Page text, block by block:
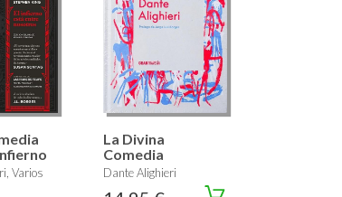
Varios
La Divina
Comedia
Dante Alighieri